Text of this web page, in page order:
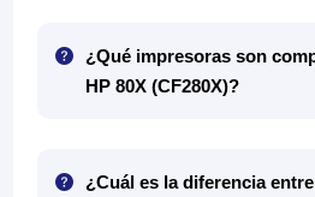
¿Qué impresoras son
HP 80X (CF280X)?
¿Cuál es la diferencia